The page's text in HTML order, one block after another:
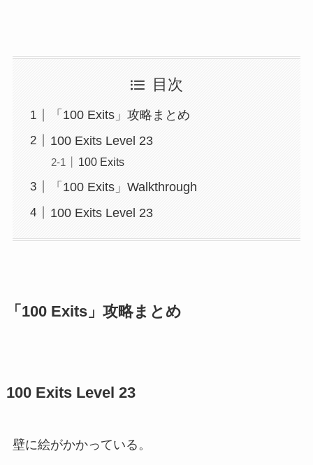
目次
「100 Exits」攻略まとめ
100 Exits Level 23
100 Exits
「100 Exits」Walkthrough
100 Exits Level 23
「100 Exits」攻略まとめ
100 Exits Level 23
壁に絵がかかっている。